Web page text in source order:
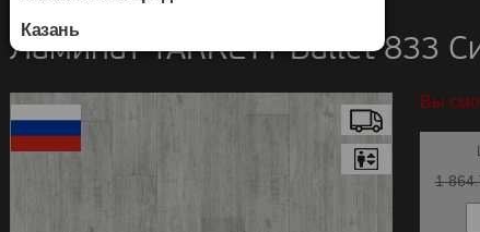
Казань
Ламинат TARKETT Ballet 833
Вы
1